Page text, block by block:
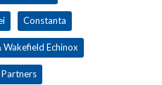
Constanta
Wakefield Echinox